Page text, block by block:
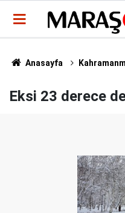
Anasayfa
Eksi 23 derece